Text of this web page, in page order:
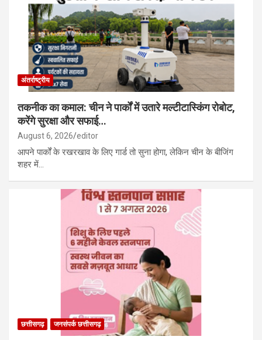
अंतर्राष्ट्रीय
तकनीक का कमाल: चीन ने पार्कों में उतारे मल्टीटास्किंग रोबोट,
करेंगे सुरक्षा और सफाई…
August 6, 2026 editor
आपने पार्कों के रखरखाव के लिए गार्ड तो सुना होगा, लेकिन चीन के बीजिंग
शहर में…
छत्तीसगढ़ जनसंपर्क छत्तीसगढ़